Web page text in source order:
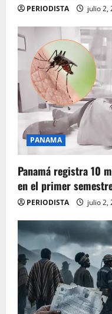
PERIODISTA julio 2,
PANAMA
Panamá registra 10
en el primer
PERIODISTA julio 2,